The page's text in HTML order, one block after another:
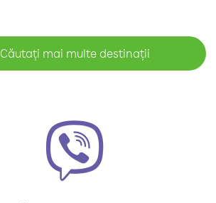
Căutați mai multe destinații